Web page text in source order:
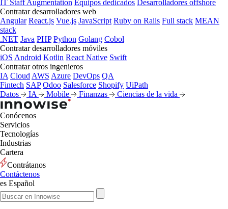
IT Staff Augmentation Equipos dedicados Desarrolladores offshore
Contratar desarrolladores web
Angular React.js Vue.js JavaScript Ruby on Rails Full stack MEAN
stack
.NET Java PHP Python Golang Cobol
Contratar desarrolladores móviles
iOS Android Kotlin React Native Swift
Contratar otros ingenieros
IA Cloud AWS Azure DevOps QA
Fintech SAP Odoo Salesforce Shopify UiPath
Datos
IA Mobile Finanzas Ciencias de la vida
Conócenos
Servicios
Tecnologías
Industrias
Cartera
Contrátanos
Contáctenos
es Español